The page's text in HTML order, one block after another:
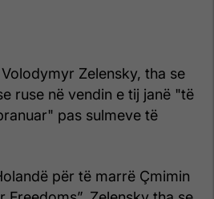
Zelensky, tha se
ruse në vendin e tij janë "të
pas sulmeve të
për të marrë Çmimin